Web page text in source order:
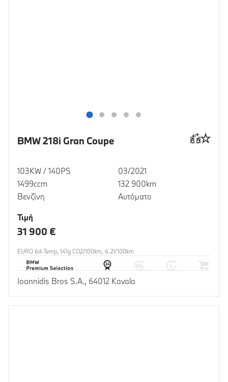
BMW 218i Gran Coupe
103KW / 140PS
1499ccm
Βενζίνη
03/2021
132 900km
Αυτόματο
Τιμή
31 900 €
EURO 6d-Temp, 141g CO2/100km, 6.2l/100km
Ioannidis Bros S.A., 64012 Kavala